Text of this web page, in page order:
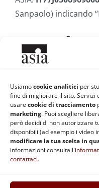
Usiamocookie analitici per
fine di migliorare il sito. Servizi
usare cookie di tracciamento
marketing. Puoi scegliere
però decidi di non autorizzare
disponibili (ad esempio i video
modificare la tua scelta in
informazioni consulta l'
contattaci.
Sanpaolo) indicando
PayPal
Per fare una
link. Tramite PayPal
una donazione